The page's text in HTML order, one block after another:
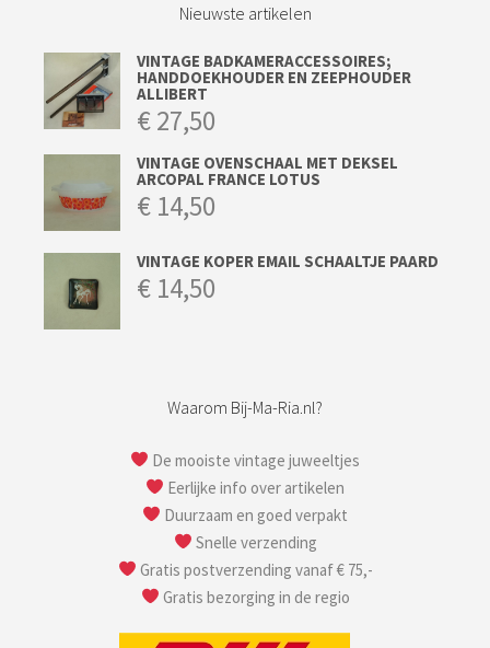
Nieuwste artikelen
VINTAGE BADKAMERACCESSOIRES;
HANDDOEKHOUDER EN ZEEPHOUDER
ALLIBERT
€27,50
VINTAGE OVENSCHAAL MET DEKSEL
ARCOPAL FRANCE LOTUS
€ 14,50
VINTAGE KOPER EMAIL SCHAALTJE PAARD
€ 14,50
Waarom Bij-Ma-Ria.nl?
De mooiste vintage juweeltjes
Eerlijke info over artikelen
Duurzaam en goed verpakt
Snelle verzending
Gratis postverzending vanaf € 75,-
Gratis bezorging in de regio